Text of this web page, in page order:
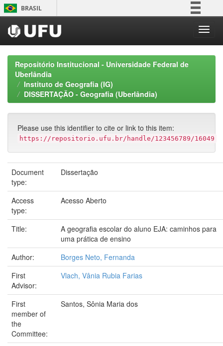
Skip
navigation
BRASIL
Participe
Acesso à informação
Canais
Repositório Institucional - Universidade Federal de
Uberlândia
Instituto de Geografia (IG)
DISSERTAÇÃO - Geografia (Uberlândia)
Please use this identifier to cite or link to this item:
https://repositorio.ufu.br/handle/123456789/16049
Document
type:
Dissertação
Access
type:
Acesso Aberto
Title:
A geografia escolar do aluno EJA: caminhos para
uma prática de ensino
Author:
Borges Neto, Fernanda
First
Advisor:
Vlach, Vânia Rubia Farias
First
member of
the
Committee:
Santos, Sônia Maria dos